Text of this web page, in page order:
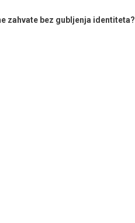
zahvate bez gubljenja identiteta?